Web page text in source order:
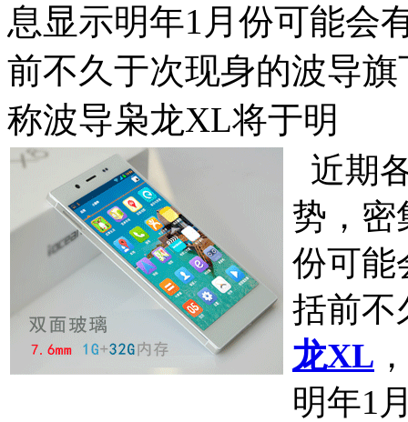
息显示明年1月份可能会
前不久于次现身的波导
称波导枭龙XL将于明
近期
势，密
份可能
括前不
龙XL
明年1